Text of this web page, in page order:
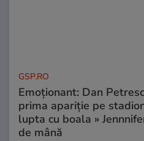
GSP.RO
Emoționant: Dan
prima apariție pe
lupta cu boala »
de mână